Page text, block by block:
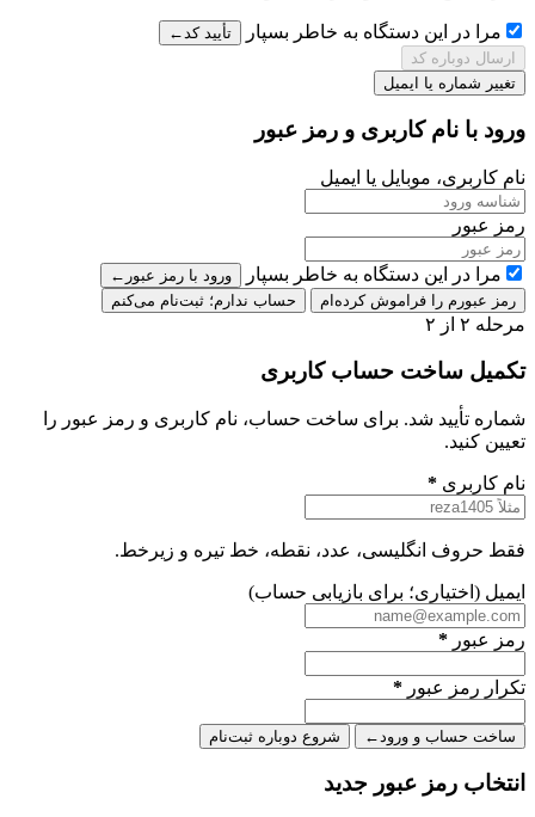
مرا در این دستگاه به خاطر بسپار تأیید کد ←
ارسال دوباره کد
تغییر شماره یا ایمیل
ورود با نام کاربری و رمز عبور
نام کاربری، موبایل یا ایمیل
رمز عبور
مرا در این دستگاه به خاطر بسپار ورود با رمز عبور ←
رمز عبورم را فراموش کرده‌ام
حساب ندارم؛ ثبت‌نام می‌کنم
مرحله ۲ از ۲
تکمیل ساخت حساب کاربری
شماره تأیید شد. برای ساخت حساب، نام کاربری و رمز عبور را
تعیین کنید.
نام کاربری *
فقط حروف انگلیسی، عدد، نقطه، خط تیره و زیرخط.
ایمیل (اختیاری؛ برای بازیابی حساب)
رمز عبور *
تکرار رمز عبور *
ساخت حساب و ورود ← شروع دوباره ثبت‌نام
انتخاب رمز عبور جدید